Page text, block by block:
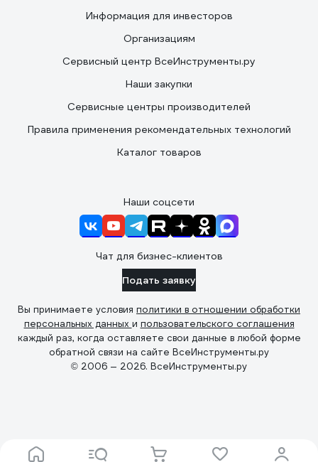
Информация для инвесторов
Организациям
Сервисный центр ВсеИнструменты.ру
Наши закупки
Сервисные центры производителей
Правила применения рекомендательных технологий
Каталог товаров
Наши соцсети
Чат для бизнес-клиентов
Подать заявку
Вы принимаете условия политики в отношении обработки
персональных данных и пользовательского соглашения
каждый раз, когда оставляете свои данные в любой форме
обратной связи на сайте ВсеИнструменты.ру
© 2006 — 2026. ВсеИнструменты.ру